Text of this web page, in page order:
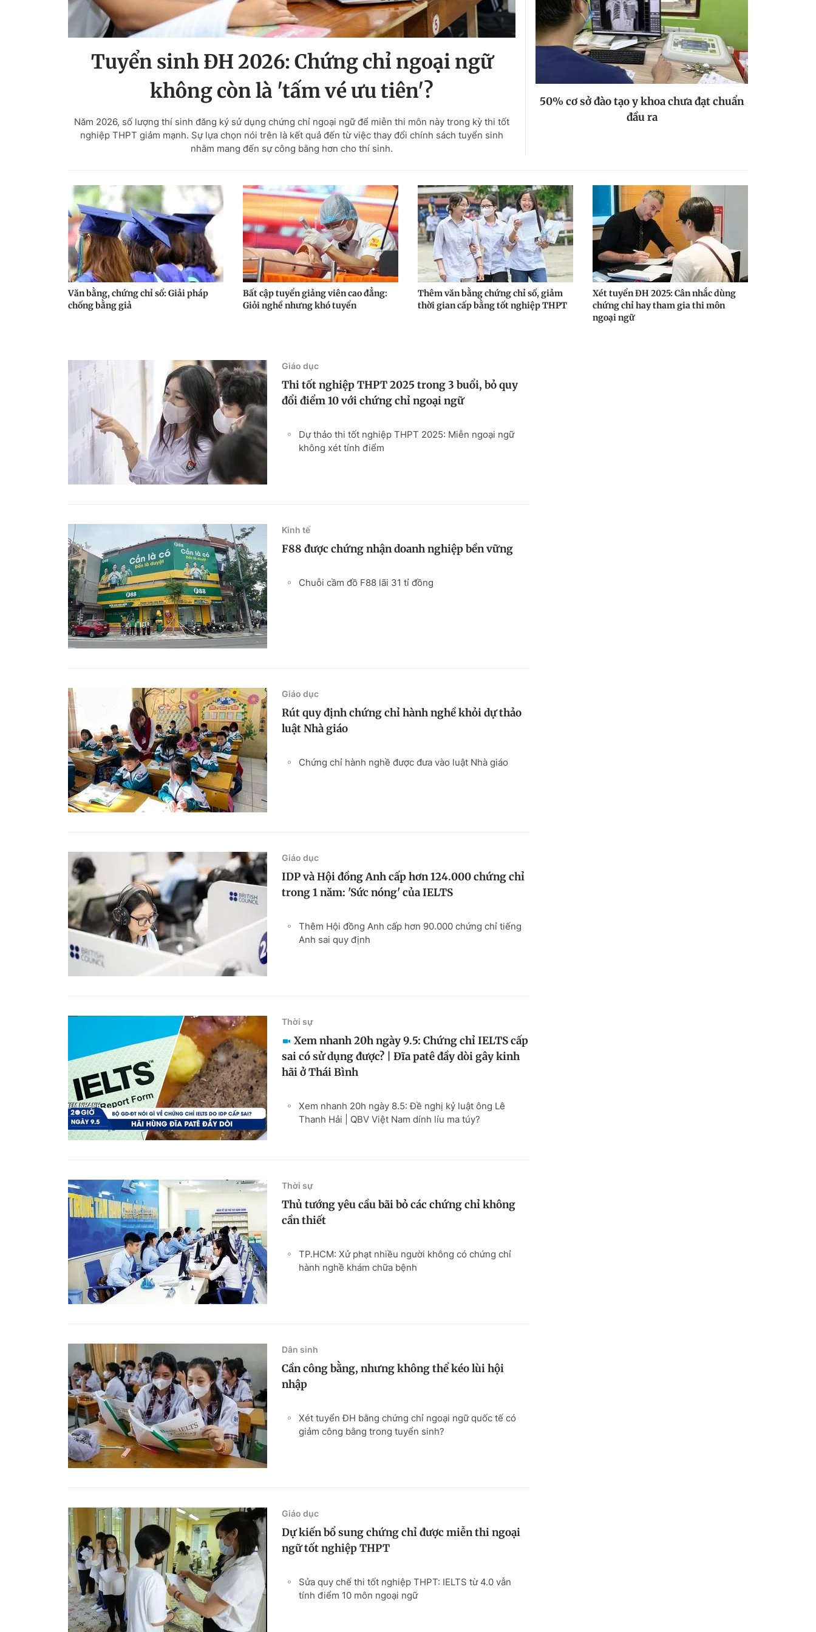
Tuyển sinh ĐH 2026: Chứng chỉ ngoại ngữ
không còn là 'tấm vé ưu tiên'?
Năm 2026, số lượng thí sinh đăng ký sử dụng chứng chỉ ngoại ngữ để miễn thi môn này trong kỳ thi tốt
nghiệp THPT giảm mạnh. Sự lựa chọn nói trên là kết quả đến từ việc thay đổi chính sách tuyển sinh
nhằm mang đến sự công bằng hơn cho thí sinh.
50% cơ sở đào tạo y khoa chưa đạt chuẩn
đầu ra
Văn bằng, chứng chỉ số: Giải pháp
chống bằng giả
Bất cập tuyển giảng viên cao đẳng:
Giỏi nghề nhưng khó tuyển
Thêm văn bằng chứng chỉ số, giảm
thời gian cấp bằng tốt nghiệp THPT
Xét tuyển ĐH 2025: Cân nhắc dùng
chứng chỉ hay tham gia thi môn
ngoại ngữ
Giáo dục
Thi tốt nghiệp THPT 2025 trong 3 buổi, bỏ quy
đổi điểm 10 với chứng chỉ ngoại ngữ
Dự thảo thi tốt nghiệp THPT 2025: Miễn ngoại ngữ
không xét tính điểm
Kinh tế
F88 được chứng nhận doanh nghiệp bền vững
Chuỗi cầm đồ F88 lãi 31 tỉ đồng
Giáo dục
Rút quy định chứng chỉ hành nghề khỏi dự thảo
luật Nhà giáo
Chứng chỉ hành nghề được đưa vào luật Nhà giáo
Giáo dục
IDP và Hội đồng Anh cấp hơn 124.000 chứng chỉ
trong 1 năm: 'Sức nóng' của IELTS
Thêm Hội đồng Anh cấp hơn 90.000 chứng chỉ tiếng
Anh sai quy định
Thời sự
Xem nhanh 20h ngày 9.5: Chứng chỉ IELTS cấp
sai có sử dụng được? | Đĩa patê đầy dòi gây kinh
hãi ở Thái Bình
Xem nhanh 20h ngày 8.5: Đề nghị kỷ luật ông Lê
Thanh Hải | QBV Việt Nam dính líu ma túy?
Thời sự
Thủ tướng yêu cầu bãi bỏ các chứng chỉ không
cần thiết
TP.HCM: Xử phạt nhiều người không có chứng chỉ
hành nghề khám chữa bệnh
Dân sinh
Cần công bằng, nhưng không thể kéo lùi hội
nhập
Xét tuyển ĐH bằng chứng chỉ ngoại ngữ quốc tế có
giảm công bằng trong tuyển sinh?
Giáo dục
Dự kiến bổ sung chứng chỉ được miễn thi ngoại
ngữ tốt nghiệp THPT
Sửa quy chế thi tốt nghiệp THPT: IELTS từ 4.0 vẫn
tính điểm 10 môn ngoại ngữ